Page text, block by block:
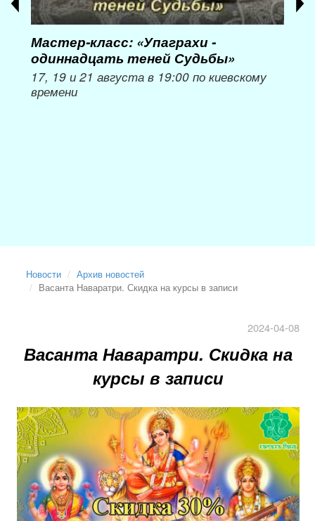
Мастер-класс: «Упаграхи -
одиннадцать теней Судьбы»
17, 19 и 21 августа в 19:00 по киевскому
времени
Новости
Архив новостей
Васанта Наваратри. Скидка на курсы в записи
2024-04-08
Васанта Наваратри. Скидка на
курсы в записи